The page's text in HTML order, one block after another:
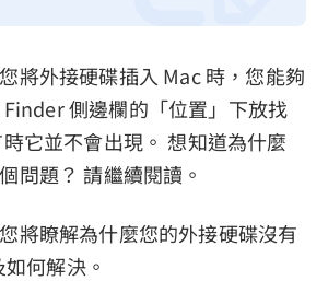
將外接硬碟插入 Mac 時，您能夠
側邊欄的「位置」下放找
它並不會出現。 想知道為什麼
問題？ 請繼續閱讀。
將瞭解為什麼您的外接硬碟沒有
何解決。